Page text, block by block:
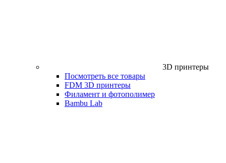
3D принтеры
Посмотреть все товары
FDM 3D принтеры
Филамент и фотополимер
Bambu Lab